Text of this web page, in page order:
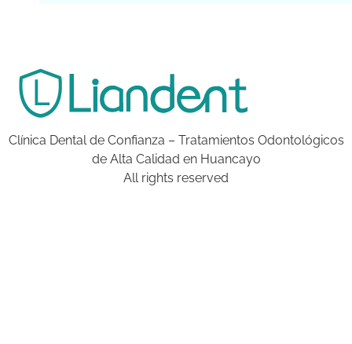
Clínica Dental de Confianza – Tratamientos Odontológicos
de Alta Calidad en Huancayo
All rights reserved